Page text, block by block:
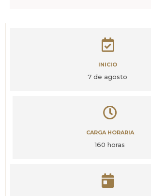
INICIO
7 de agosto
CARGA HORARIA
160 horas